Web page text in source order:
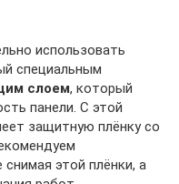
использовать
специальным
слоем, который
панели. С этой
защитную плёнку со
этой плёнки, а